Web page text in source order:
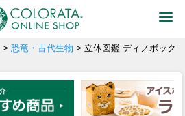
> 恐竜・古代生物 > 立体図鑑 ディノボック